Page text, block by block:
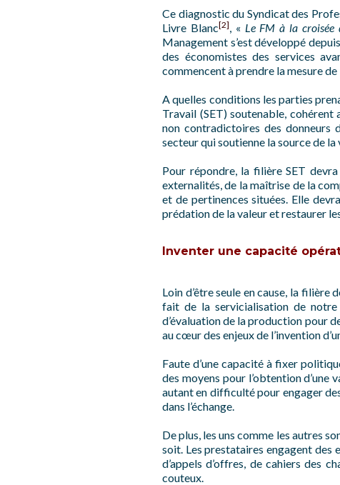
Ce diagnostic du Syndicat des
Livre Blanc[2], « Le FM à la croisée
Management s’est développé
des économistes des services
commencent à prendre la mesure
A quelles conditions les parties
Travail (SET) soutenable,
non contradictoires des donneurs
secteur qui soutienne la source de
Pour répondre, la filière SET
externalités, de la maîtrise de la
et de pertinences situées. Elle
prédation de la valeur et restaurer
Inventer une capacité
Loin d’être seule en cause, la filière
fait de la servicialisation de
d’évaluation de la production pour
au cœur des enjeux de l’invention
Faute d’une capacité à fixer
des moyens pour l’obtention
autant en difficulté pour engager
dans l’échange.
De plus, les uns comme les autres
soit. Les prestataires engagent
d’appels d’offres, de cahiers des
couteux.